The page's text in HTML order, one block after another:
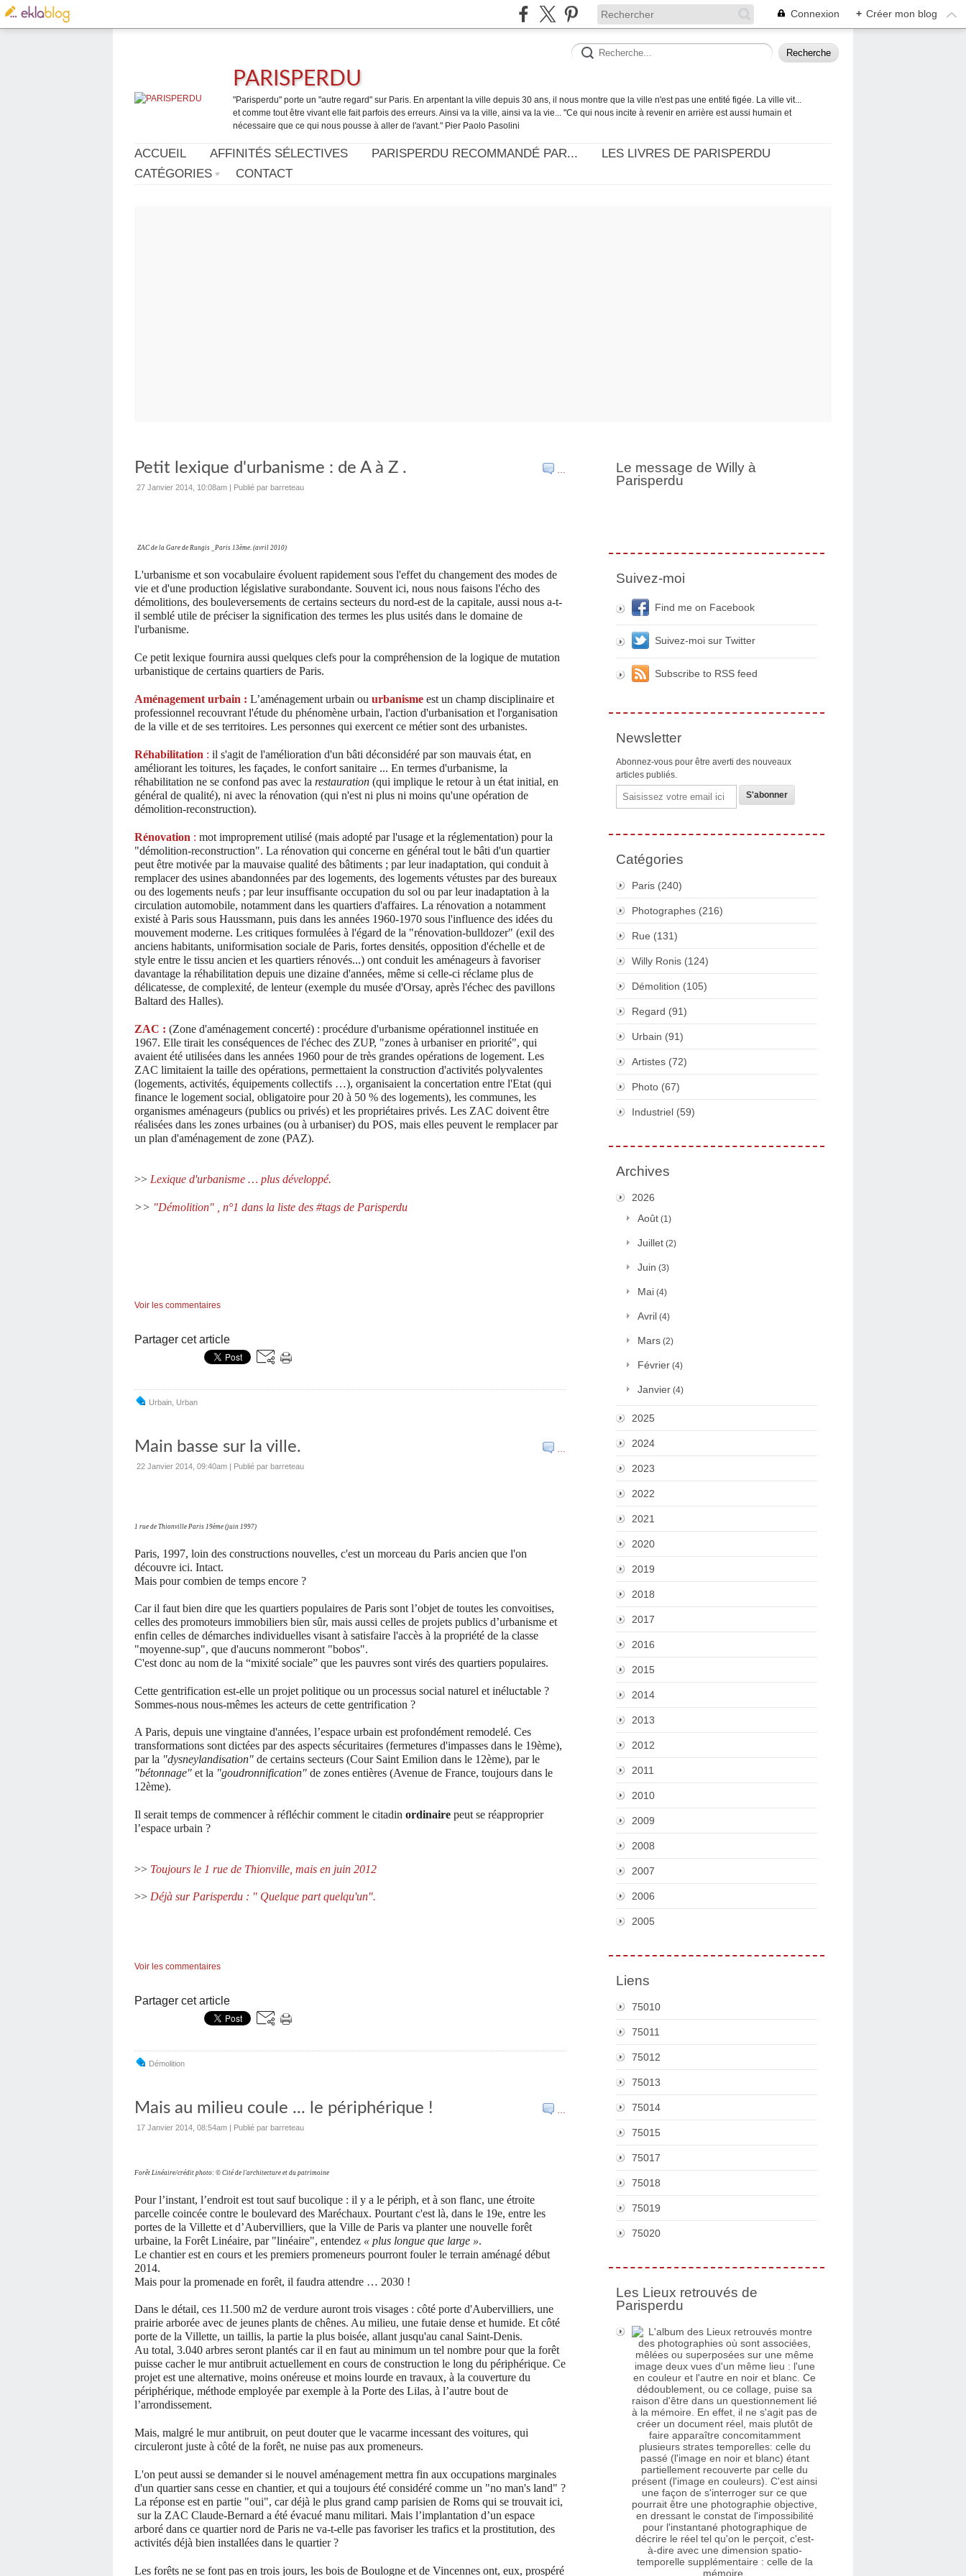
Connexion + Créer mon blog
PARISPERDU
"Parisperdu" porte un "autre regard" sur Paris. En arpentant la ville depuis 30 ans, il nous montre que la ville n'est pas une entité figée. La ville vit...
et comme tout être vivant elle fait parfois des erreurs. Ainsi va la ville, ainsi va la vie... "Ce qui nous incite à revenir en arrière est aussi humain et
nécessaire que ce qui nous pousse à aller de l'avant." Pier Paolo Pasolini
ACCUEIL AFFINITÉS SÉLECTIVES PARISPERDU RECOMMANDÉ PAR...
LES LIVRES DE PARISPERDU
CATÉGORIES
CONTACT
…
Petit lexique d'urbanisme : de A à Z .
27 Janvier 2014, 10:08am | Publié par barreteau
ZAC de la Gare de Rungis _Paris 13ème. (avril 2010)
L'urbanisme et son vocabulaire évoluent rapidement sous l'effet du changement des modes de
vie et d'une production législative surabondante. Souvent ici, nous nous faisons l'écho des
démolitions, des bouleversements de certains secteurs du nord-est de la capitale, aussi nous a-t-
il semblé utile de préciser la signification des termes les plus usités dans le domaine de
l'urbanisme.
Ce petit lexique fournira aussi quelques clefs pour la compréhension de la logique de mutation
urbanistique de certains quartiers de Paris.
Aménagement urbain : L’aménagement urbain ou urbanisme est un champ disciplinaire et
professionnel recouvrant l'étude du phénomène urbain, l'action d'urbanisation et l'organisation
de la ville et de ses territoires. Les personnes qui exercent ce métier sont des urbanistes.
Réhabilitation : il s'agit de l'amélioration d'un bâti déconsidéré par son mauvais état, en
améliorant les toitures, les façades, le confort sanitaire ... En termes d'urbanisme, la
réhabilitation ne se confond pas avec la restauration (qui implique le retour à un état initial, en
général de qualité), ni avec la rénovation (qui n'est ni plus ni moins qu'une opération de
démolition-reconstruction).
Rénovation : mot improprement utilisé (mais adopté par l'usage et la réglementation) pour la
"démolition-reconstruction". La rénovation qui concerne en général tout le bâti d'un quartier
peut être motivée par la mauvaise qualité des bâtiments ; par leur inadaptation, qui conduit à
remplacer des usines abandonnées par des logements, des logements vétustes par des bureaux
ou des logements neufs ; par leur insuffisante occupation du sol ou par leur inadaptation à la
circulation automobile, notamment dans les quartiers d'affaires. La rénovation a notamment
existé à Paris sous Haussmann, puis dans les années 1960-1970 sous l'influence des idées du
mouvement moderne. Les critiques formulées à l'égard de la "rénovation-bulldozer" (exil des
anciens habitants, uniformisation sociale de Paris, fortes densités, opposition d'échelle et de
style entre le tissu ancien et les quartiers rénovés...) ont conduit les aménageurs à favoriser
davantage la réhabilitation depuis une dizaine d'années, même si celle-ci réclame plus de
délicatesse, de complexité, de lenteur (exemple du musée d'Orsay, après l'échec des pavillons
Baltard des Halles).
ZAC : (Zone d'aménagement concerté) : procédure d'urbanisme opérationnel instituée en
1967. Elle tirait les conséquences de l'échec des ZUP, "zones à urbaniser en priorité", qui
avaient été utilisées dans les années 1960 pour de très grandes opérations de logement. Les
ZAC limitaient la taille des opérations, permettaient la construction d'activités polyvalentes
(logements, activités, équipements collectifs …), organisaient la concertation entre l'Etat (qui
finance le logement social, obligatoire pour 20 à 50 % des logements), les communes, les
organismes aménageurs (publics ou privés) et les propriétaires privés. Les ZAC doivent être
réalisées dans les zones urbaines (ou à urbaniser) du POS, mais elles peuvent le remplacer par
un plan d'aménagement de zone (PAZ).
>> Lexique d'urbanisme … plus développé.
>> "Démolition" , n°1 dans la liste des #tags de Parisperdu
Voir les commentaires
Partager cet article
Urbain Urban
…
Main basse sur la ville.
22 Janvier 2014, 09:40am | Publié par barreteau
1 rue de Thionville Paris 19ème (juin 1997)
Paris, 1997, loin des constructions nouvelles, c'est un morceau du Paris ancien que l'on
découvre ici. Intact.
Mais pour combien de temps encore ?
Car il faut bien dire que les quartiers populaires de Paris sont l’objet de toutes les convoitises,
celles des promoteurs immobiliers bien sûr, mais aussi celles de projets publics d’urbanisme et
enfin celles de démarches individuelles visant à satisfaire l'accès à la propriété de la classe
"moyenne-sup", que d'aucuns nommeront "bobos".
C'est donc au nom de la “mixité sociale” que les pauvres sont virés des quartiers populaires.
Cette gentrification est-elle un projet politique ou un processus social naturel et inéluctable ?
Sommes-nous nous-mêmes les acteurs de cette gentrification ?
A Paris, depuis une vingtaine d'années, l’espace urbain est profondément remodelé. Ces
transformations sont dictées par des aspects sécuritaires (fermetures d'impasses dans le 19ème),
par la "dysneylandisation" de certains secteurs (Cour Saint Emilion dans le 12ème), par le
"bétonnage" et la "goudronnification" de zones entières (Avenue de France, toujours dans le
12ème).
Il serait temps de commencer à réfléchir comment le citadin ordinaire peut se réapproprier
l’espace urbain ?
>> Toujours le 1 rue de Thionville, mais en juin 2012
>> Déjà sur Parisperdu : " Quelque part quelqu'un".
Voir les commentaires
Partager cet article
Démolition
…
Mais au milieu coule ... le périphérique !
17 Janvier 2014, 08:54am | Publié par barreteau
Forêt Linéaire/crédit photo: © Cité de l'architecture et du patrimoine
Pour l’instant, l’endroit est tout sauf bucolique : il y a le périph, et à son flanc, une étroite
parcelle coincée contre le boulevard des Maréchaux. Pourtant c'est là, dans le 19e, entre les
portes de la Villette et d’Aubervilliers, que la Ville de Paris va planter une nouvelle forêt
urbaine, la Forêt Linéaire, par "linéaire", entendez « plus longue que large ».
Le chantier est en cours et les premiers promeneurs pourront fouler le terrain aménagé début
2014.
Mais pour la promenade en forêt, il faudra attendre … 2030 !
Dans le détail, ces 11.500 m2 de verdure auront trois visages : côté porte d'Aubervilliers, une
prairie arborée avec de jeunes plants de chênes. Au milieu, une futaie dense et humide. Et côté
porte de la Villette, un taillis, la partie la plus boisée, allant jusqu'au canal Saint-Denis.
Au total, 3.040 arbres seront plantés car il en faut au minimum un tel nombre pour que la forêt
puisse cacher le mur antibruit actuellement en cours de construction le long du périphérique. Ce
projet est une alternative, moins onéreuse et moins lourde en travaux, à la couverture du
périphérique, méthode employée par exemple à la Porte des Lilas, à l’autre bout de
l’arrondissement.
Mais, malgré le mur antibruit, on peut douter que le vacarme incessant des voitures, qui
circuleront juste à côté de la forêt, ne nuise pas aux promeneurs.
L'on peut aussi se demander si le nouvel aménagement mettra fin aux occupations marginales
d'un quartier sans cesse en chantier, et qui a toujours été considéré comme un "no man's land" ?
La réponse est en partie "oui", car déjà le plus grand camp parisien de Roms qui se trouvait ici,
sur la ZAC Claude-Bernard a été évacué manu militari. Mais l’implantation d’un espace
arboré dans ce quartier nord de Paris ne va-t-elle pas favoriser les trafics et la prostitution, des
activités déjà bien installées dans le quartier ?
Les forêts ne se font pas en trois jours, les bois de Boulogne et de Vincennes ont, eux, prospéré
Le message de Willy à
Parisperdu
Suivez-moi
Find me on Facebook
Suivez-moi sur Twitter
Subscribe to RSS feed
Newsletter
Abonnez-vous pour être averti des nouveaux
articles publiés.
Email
Catégories
Paris (240)
Photographes (216)
Rue (131)
Willy Ronis (124)
Démolition (105)
Regard (91)
Urbain (91)
Artistes (72)
Photo (67)
Industriel (59)
Archives
2026
Août (1)
Juillet (2)
Juin (3)
Mai (4)
Avril (4)
Mars (2)
Février (4)
Janvier (4)
2025
2024
2023
2022
2021
2020
2019
2018
2017
2016
2015
2014
2013
2012
2011
2010
2009
2008
2007
2006
2005
Liens
75010
75011
75012
75013
75014
75015
75017
75018
75019
75020
Les Lieux retrouvés de
Parisperdu